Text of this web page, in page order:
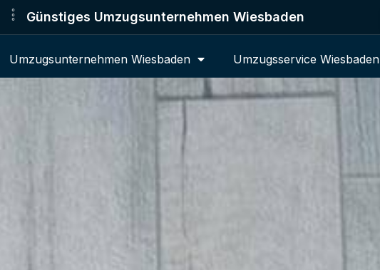
Günstiges Umzugsunternehmen Wiesbaden
Umzugsunternehmen Wiesbaden Umzugsservice Wiesbaden